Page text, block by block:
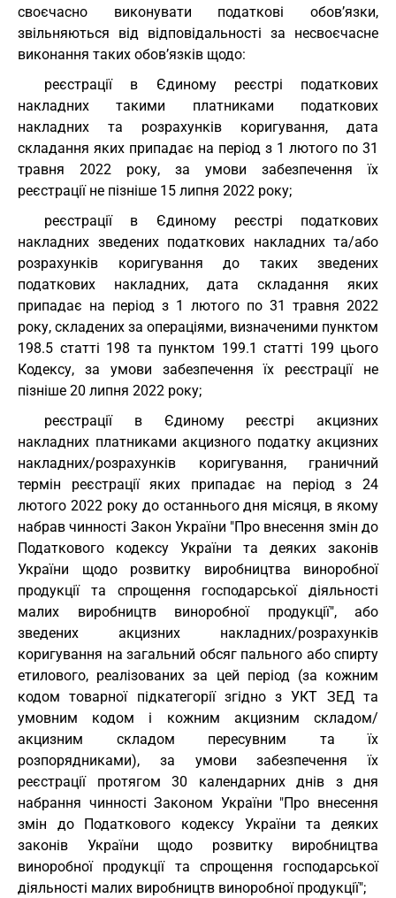
своєчасно виконувати податкові обов’язки,
звільняються від відповідальності за несвоєчасне
виконання таких обов’язків щодо:
реєстрації в Єдиному реєстрі податкових
накладних такими платниками податкових
накладних та розрахунків коригування, дата
складання яких припадає на період з 1 лютого по 31
травня 2022 року, за умови забезпечення їх
реєстрації не пізніше 15 липня 2022 року;
реєстрації в Єдиному реєстрі податкових
накладних зведених податкових накладних та/або
розрахунків коригування до таких зведених
податкових накладних, дата складання яких
припадає на період з 1 лютого по 31 травня 2022
року, складених за операціями, визначеними пунктом
198.5 статті 198 та пунктом 199.1 статті 199 цього
Кодексу, за умови забезпечення їх реєстрації не
пізніше 20 липня 2022 року;
реєстрації в Єдиному реєстрі акцизних
накладних платниками акцизного податку акцизних
накладних/розрахунків коригування, граничний
термін реєстрації яких припадає на період з 24
лютого 2022 року до останнього дня місяця, в якому
набрав чинності Закон України "Про внесення змін до
Податкового кодексу України та деяких законів
України щодо розвитку виробництва виноробної
продукції та спрощення господарської діяльності
малих виробництв виноробної продукції", або
зведених акцизних накладних/розрахунків
коригування на загальний обсяг пального або спирту
етилового, реалізованих за цей період (за кожним
кодом товарної підкатегорії згідно зУКТ ЗЕДта
умовним кодом і кожним акцизним складом/
акцизним складом пересувним та їх
розпорядниками), за умови забезпечення їх
реєстрації протягом 30 календарних днів з дня
набрання чинності Законом України "Про внесення
змін до Податкового кодексу України та деяких
законів України щодо розвитку виробництва
виноробної продукції та спрощення господарської
діяльності малих виробництв виноробної продукції";